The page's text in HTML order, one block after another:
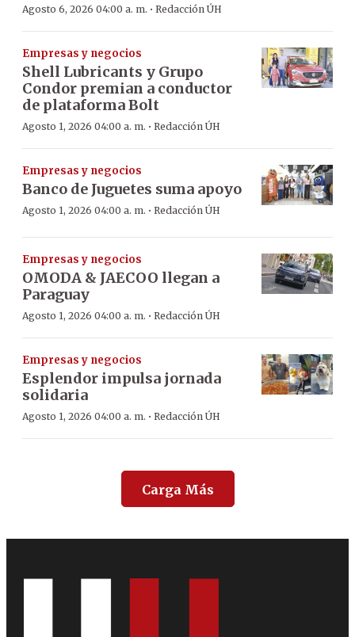
Agosto 6, 2026 04:00 a. m. · Redacción ÚH
Empresas y negocios
Shell Lubricants y Grupo
Condor premian a conductor
de plataforma Bolt
Agosto 1, 2026 04:00 a. m. · Redacción ÚH
Empresas y negocios
Banco de Juguetes suma apoyo
Agosto 1, 2026 04:00 a. m. · Redacción ÚH
Empresas y negocios
OMODA & JAECOO llegan a
Paraguay
Agosto 1, 2026 04:00 a. m. · Redacción ÚH
Empresas y negocios
Esplendor impulsa jornada
solidaria
Agosto 1, 2026 04:00 a. m. · Redacción ÚH
Carga Más